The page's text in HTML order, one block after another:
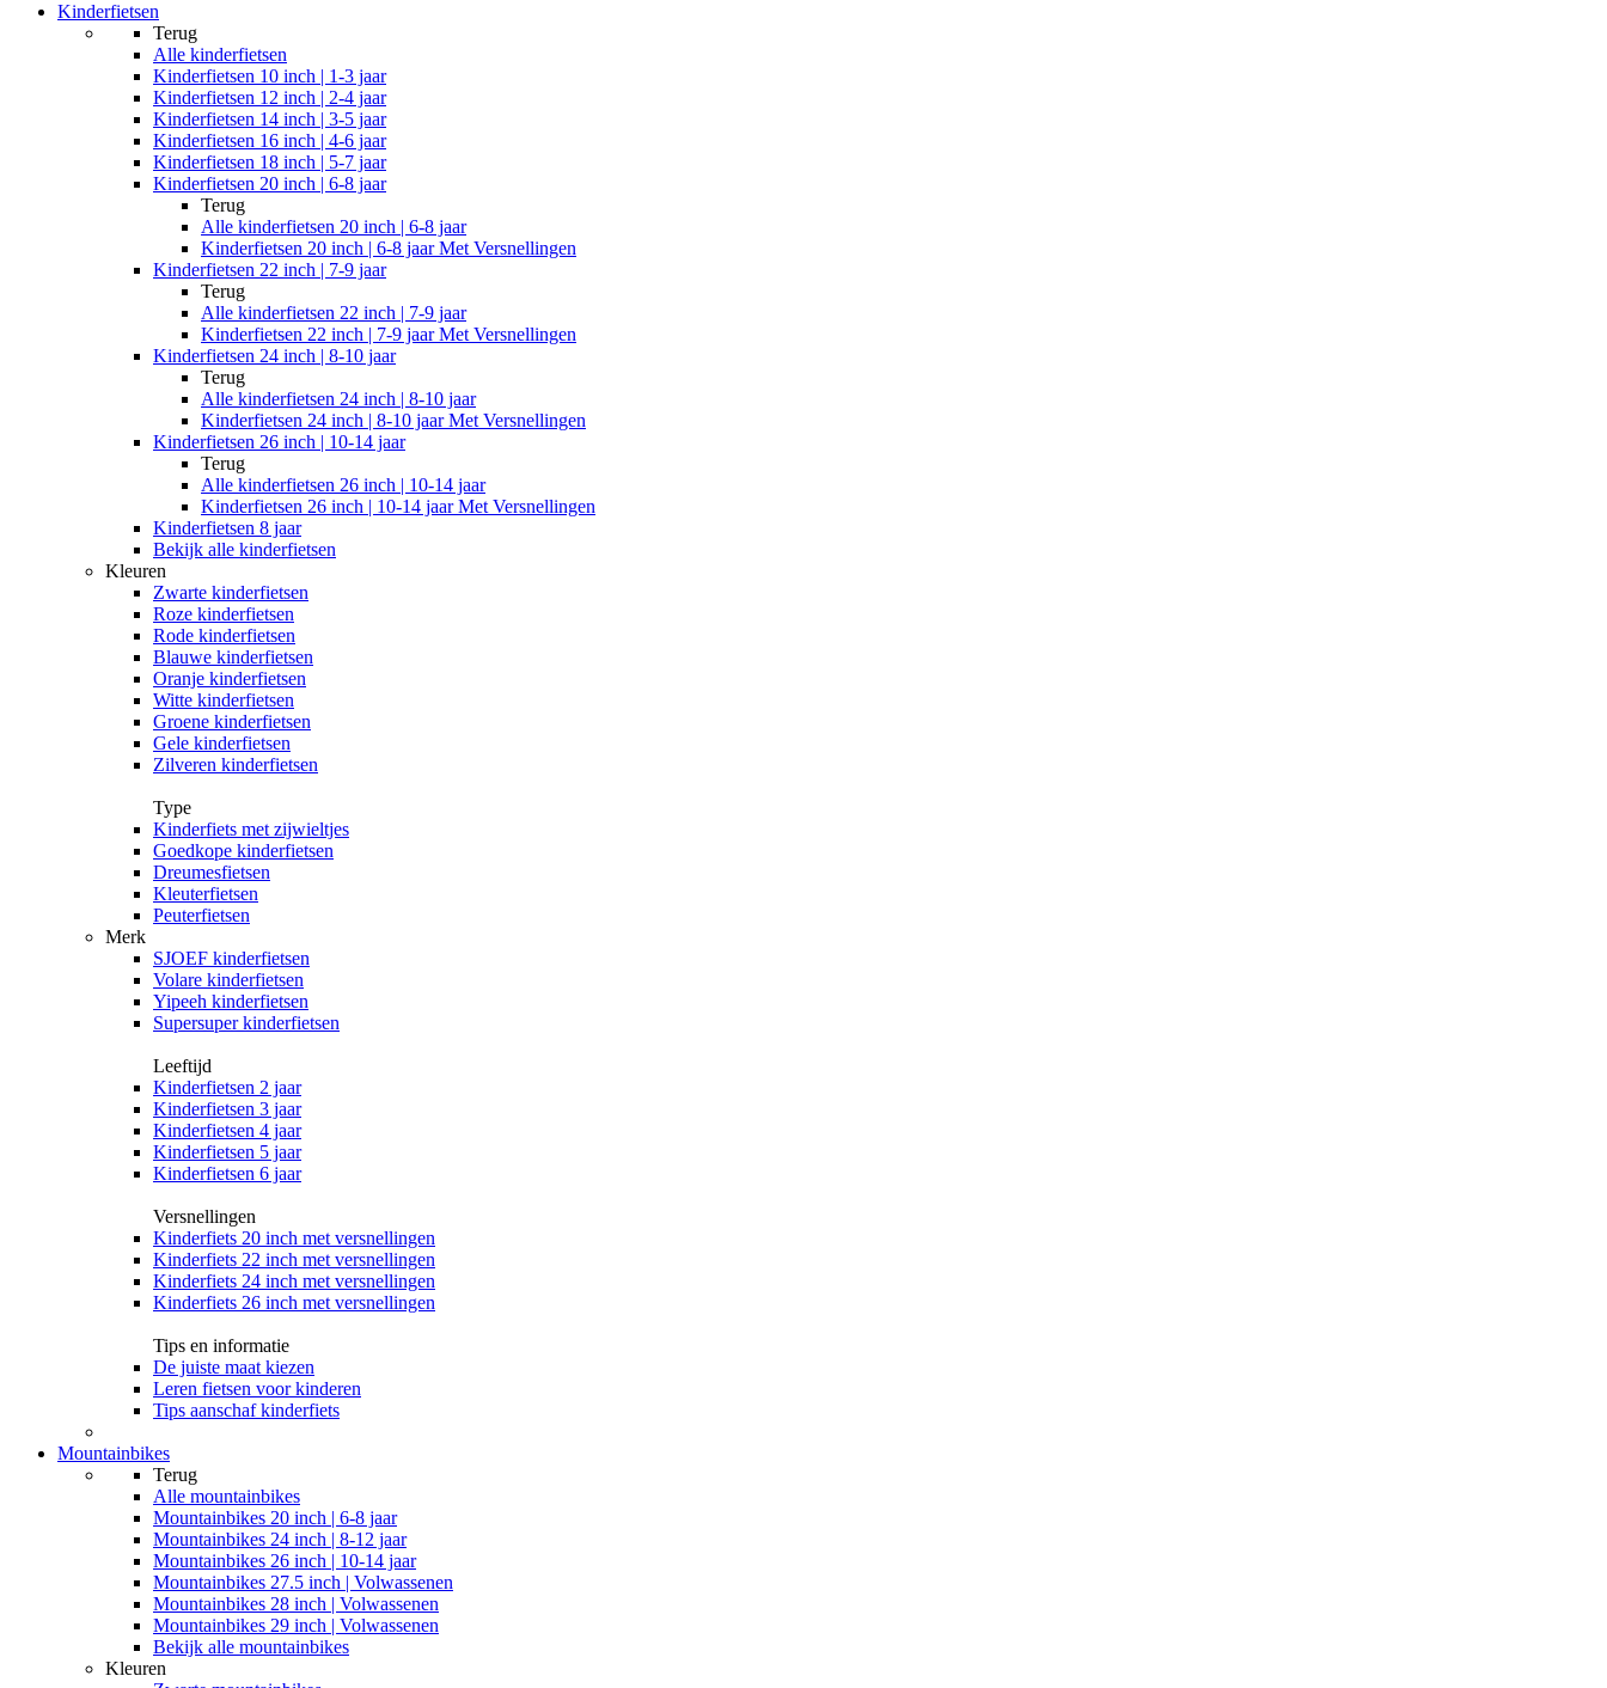
Kinderfietsen
Terug
Alle kinderfietsen
Kinderfietsen 10 inch | 1-3 jaar
Kinderfietsen 12 inch | 2-4 jaar
Kinderfietsen 14 inch | 3-5 jaar
Kinderfietsen 16 inch | 4-6 jaar
Kinderfietsen 18 inch | 5-7 jaar
Kinderfietsen 20 inch | 6-8 jaar
Terug
Alle kinderfietsen 20 inch | 6-8 jaar
Kinderfietsen 20 inch | 6-8 jaar Met Versnellingen
Kinderfietsen 22 inch | 7-9 jaar
Terug
Alle kinderfietsen 22 inch | 7-9 jaar
Kinderfietsen 22 inch | 7-9 jaar Met Versnellingen
Kinderfietsen 24 inch | 8-10 jaar
Terug
Alle kinderfietsen 24 inch | 8-10 jaar
Kinderfietsen 24 inch | 8-10 jaar Met Versnellingen
Kinderfietsen 26 inch | 10-14 jaar
Terug
Alle kinderfietsen 26 inch | 10-14 jaar
Kinderfietsen 26 inch | 10-14 jaar Met Versnellingen
Kinderfietsen 8 jaar
Bekijk alle kinderfietsen
Kleuren
Zwarte kinderfietsen
Roze kinderfietsen
Rode kinderfietsen
Blauwe kinderfietsen
Oranje kinderfietsen
Witte kinderfietsen
Groene kinderfietsen
Gele kinderfietsen
Zilveren kinderfietsen
Type
Kinderfiets met zijwieltjes
Goedkope kinderfietsen
Dreumesfietsen
Kleuterfietsen
Peuterfietsen
Merk
SJOEF kinderfietsen
Volare kinderfietsen
Yipeeh kinderfietsen
Supersuper kinderfietsen
Leeftijd
Kinderfietsen 2 jaar
Kinderfietsen 3 jaar
Kinderfietsen 4 jaar
Kinderfietsen 5 jaar
Kinderfietsen 6 jaar
Versnellingen
Kinderfiets 20 inch met versnellingen
Kinderfiets 22 inch met versnellingen
Kinderfiets 24 inch met versnellingen
Kinderfiets 26 inch met versnellingen
Tips en informatie
De juiste maat kiezen
Leren fietsen voor kinderen
Tips aanschaf kinderfiets
Mountainbikes
Terug
Alle mountainbikes
Mountainbikes 20 inch | 6-8 jaar
Mountainbikes 24 inch | 8-12 jaar
Mountainbikes 26 inch | 10-14 jaar
Mountainbikes 27.5 inch | Volwassenen
Mountainbikes 28 inch | Volwassenen
Mountainbikes 29 inch | Volwassenen
Bekijk alle mountainbikes
Kleuren